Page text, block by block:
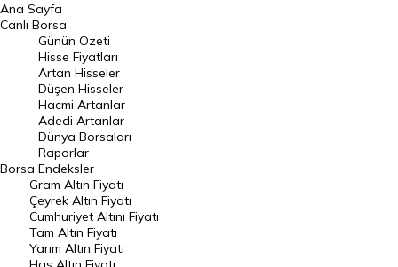
BIST 100 Hisseleri
En Çok Artan Hisseler
En Çok Düşen Hisseler
Hacmi Artanlar
Geçmiş Kapanışlar
Dünya Borsaları
Raporlar
Endeksler
DÖVİZ
Ana Sayfa
Canlı Borsa
Borsa
Günün Özeti
Hisse Fiyatları
Artan Hisseler
Düşen Hisseler
Hacmi Artanlar
Adedi Artanlar
Dünya Borsaları
Raporlar
Endeksler
Gram Altın Fiyatı
Çeyrek Altın Fiyatı
Cumhuriyet Altını Fiyatı
Tam Altın Fiyatı
Yarım Altın Fiyatı